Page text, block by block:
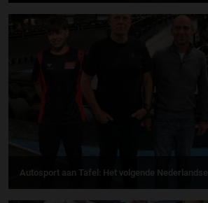
Autosport aan Tafel: Het volgende